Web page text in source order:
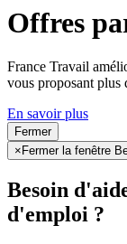
Offres
France Travail
vous proposant plus
En savoir plus
Fermer
× Fermer la fenêtre
Besoin
d'emploi ?